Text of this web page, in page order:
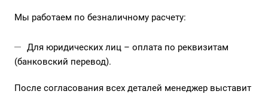
Мы работаем по безналичному расчету:
Для юридических лиц – оплата по реквизитам
(банковский перевод).
После согласования всех деталей менеджер выставит